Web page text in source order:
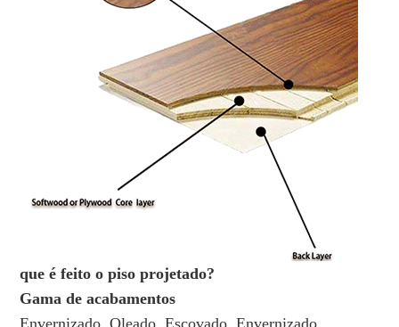
que é feito o piso projetado?
Gama de acabamentos
Envernizado, Oleado, Escovado, Envernizado,